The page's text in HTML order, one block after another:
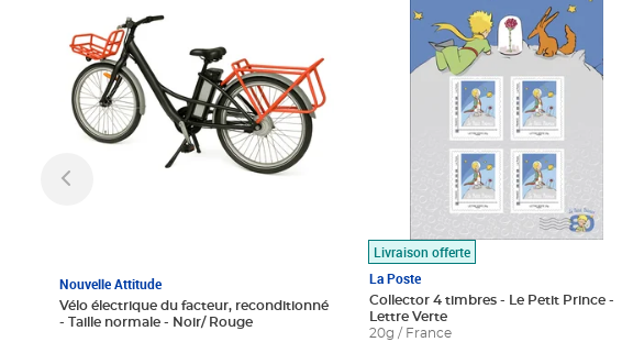
Nouvelle Attitude
Vélo électrique du facteur, reconditionné
- Taille normale - Noir/ Rouge
Livraison offerte
La Poste
Collector 4 timbres - Le Petit Prince -
Lettre Verte
20g / France